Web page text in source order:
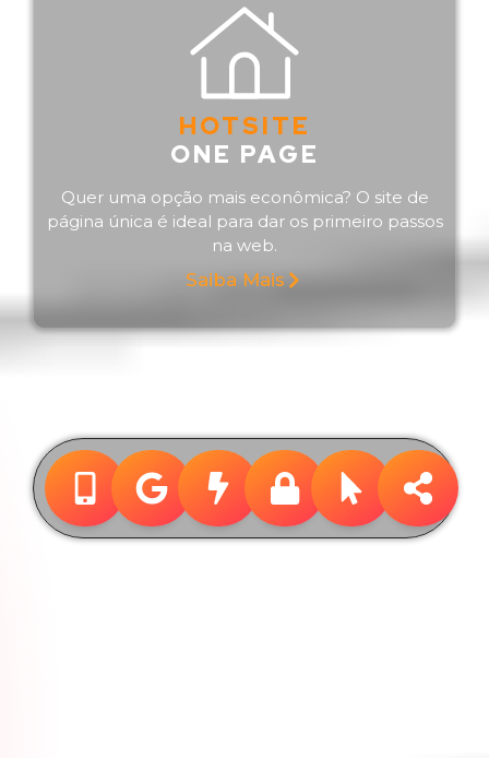
HOTSITE
ONE PAGE
Quer uma opção mais econômica? O site de
página única é ideal para dar os primeiro passos
na web.
Saiba Mais